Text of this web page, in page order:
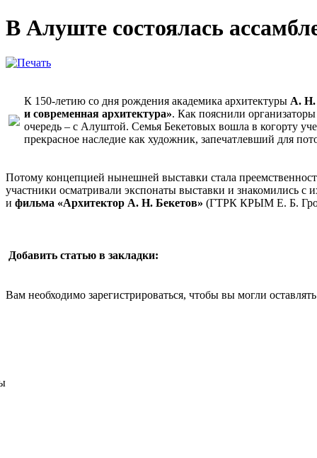
В Алуште состоялась
К 150-летию со дня рождения академика архитектуры А. Н.
и современная архитектура». Как пояснили
очередь – с Алуштой. Семья Бекетовых вошла в когорту
прекрасное наследие как художник, запечатлевший для
Потому концепцией нынешней выставки стала
участники осматривали экспонаты выставки и знакомились
и фильма «Архитектор А. Н. Бекетов» (ГТРК КРЫМ Е. Б.
Добавить статью в закладки:
Вам необходимо зарегистрироваться, чтобы вы могли